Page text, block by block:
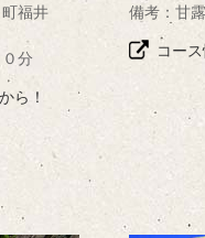
福井
分
ら！
備考：甘
コー